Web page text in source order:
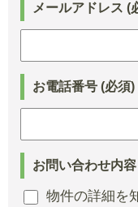
メールアドレス (
お電話番号 (必須)
お問い合わせ内容
物件の詳細を